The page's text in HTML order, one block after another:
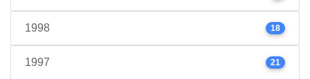
1998 18
1997 21